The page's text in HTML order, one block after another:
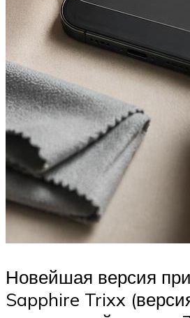
Новейшая версия
Sapphire Trixx